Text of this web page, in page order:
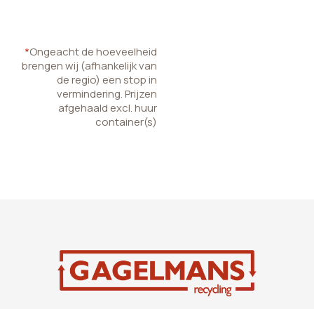
*Ongeacht de hoeveelheid
brengen wij (afhankelijk van
de regio) een stop in
vermindering. Prijzen
afgehaald excl. huur
container(s)